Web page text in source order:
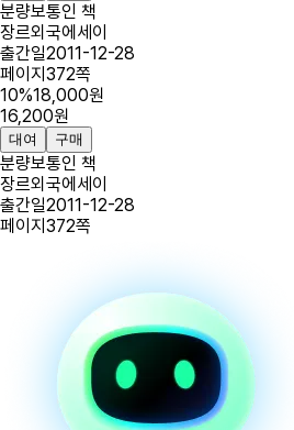
분량보통인 책
장르외국에세이
출간일2011-12-28
페이지 372쪽
10%18,000원
16,200원
대여 구매
분량보통인 책
장르외국에세이
출간일2011-12-28
페이지 372쪽